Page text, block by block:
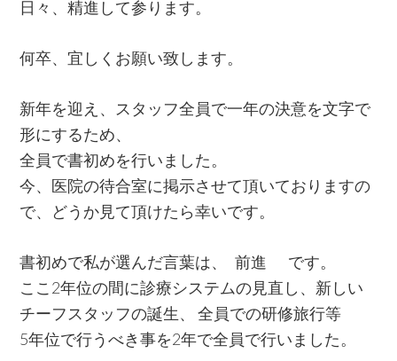
日々、精進して参ります。
何卒、宜しくお願い致します。
新年を迎え、スタッフ全員で一年の決意を文字で
形にするため、
全員で書初めを行いました。
今、医院の待合室に掲示させて頂いておりますの
で、どうか見て頂けたら幸いです。
書初めで私が選んだ言葉は、 前進 です。
ここ2年位の間に診療システムの見直し、新しい
チーフスタッフの誕生、 全員での研修旅行等
5年位で行うべき事を2年で全員で行いました。